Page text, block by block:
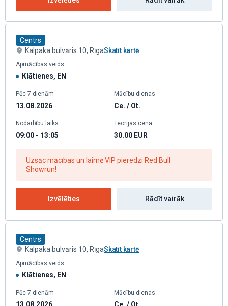
Centrs
Kalpaka bulvāris 10, RīgaSkatīt kartē
Apmācības veids
Klātienes, EN
Pēc 7 dienām
13.08.2026
Mācību dienas
Ce. / Ot.
Nodarbību laiks
09:00 - 13:05
Teorijas cena
30.00 EUR
Uzsāc mācības un laimē VIP pieredzi Red Bull
Showrun!
Izvēlēties Rādīt vairāk
Centrs
Kalpaka bulvāris 10, RīgaSkatīt kartē
Apmācības veids
Klātienes, EN
Pēc 7 dienām
13.08.2026
Mācību dienas
Ce. / Ot.